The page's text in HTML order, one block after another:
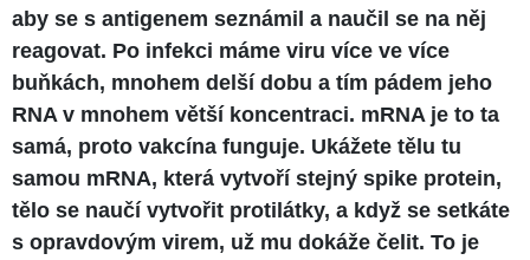
aby se s antigenem seznámil a naučil se na něj
reagovat. Po infekci máme viru více ve více
buňkách, mnohem delší dobu a tím pádem jeho
RNA v mnohem větší koncentraci. mRNA je to ta
samá, proto vakcína funguje. Ukážete tělu tu
samou mRNA, která vytvoří stejný spike protein,
tělo se naučí vytvořit protilátky, a když se setkáte
s opravdovým virem, už mu dokáže čelit. To je